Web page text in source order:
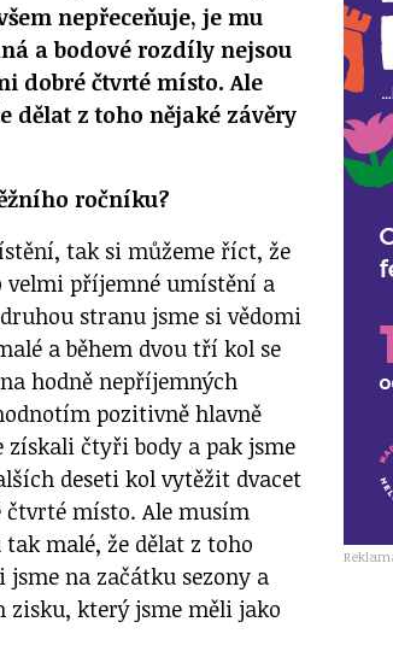
nepřeceňuje, je mu
a bodové rozdíly nejsou
dobré čtvrté místo. Ale
dělat z toho nějaké závěry
ročníku?
tak si můžeme říct, že
velmi příjemné umístění a
stranu jsme si vědomi
a během dvou tří kol se
hodně nepříjemných
pozitivně hlavně
získali čtyři body a pak jsme
deseti kol vytěžit dvacet
čtvrté místo. Ale musím
tak malé, že dělat z toho
jsme na začátku sezony a
zisku, který jsme měli jako